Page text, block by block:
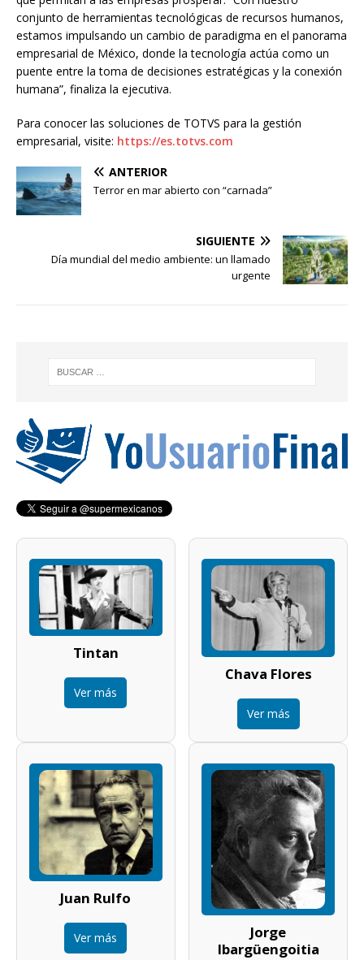
conjunto de herramientas tecnológicas de recursos humanos,
estamos impulsando un cambio de paradigma en el panorama
empresarial de México, donde la tecnología actúa como un
puente entre la toma de decisiones estratégicas y la conexión
humana”, finaliza la ejecutiva.
Para conocer las soluciones de TOTVS para la gestión
empresarial, visite: https://es.totvs.com
ANTERIOR
Terror en mar abierto con “carnada”
SIGUIENTE
Día mundial del medio ambiente: un llamado
urgente
Tintan
Ver más
Chava Flores
Ver más
Juan Rulfo
Ver más
Jorge
Ibargüengoitia